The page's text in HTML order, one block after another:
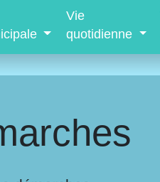
Vie
quotidienne